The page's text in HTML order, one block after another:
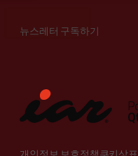
뉴스레터 구독하기